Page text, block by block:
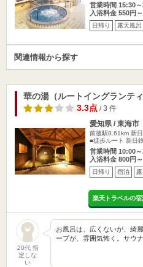
営業時間 15:30
入浴料金 550円～
日帰り 露天風呂
関連情報から探す
華の湯（ルートイングランティ
3.3点/ 3 件
愛知県 / 東海市
前後駅8.61km 新
■徒歩ルート 新日
営業時間 10:00
入浴料金 800円～
日帰り 宿泊
楽天トラベルの
20代 指
定しな
い
お風呂は、広くないが、綺
ープが、雰囲気怖く。サウ